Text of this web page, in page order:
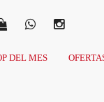
DEL MES